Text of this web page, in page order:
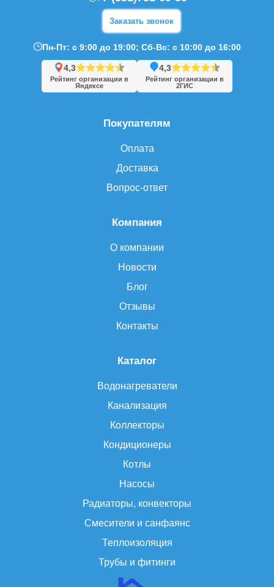
Каталог
Водонагреватели
Канализация
Коллекторы
Кондиционеры
Котлы
Насосы
Радиаторы, конвекторы
Смесители и санфаянс
Теплоизоляция
Трубы и фитинги
Компания
О компании
Новости
Блог
Отзывы
Контакты
Покупателям
Оплата
Доставка
Вопрос-ответ
Заказать звонок
Пн-Пт: с 9:00 до 19:00; Сб-Вс: с 10:00 до 16:00
4,3
Рейтинг организации в
Яндексе
4,3
Рейтинг организации в
2ГИС